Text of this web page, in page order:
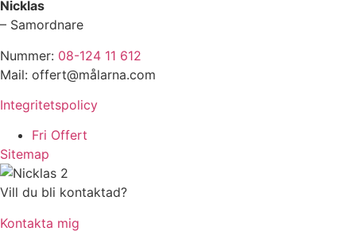
Nicklas
– Samordnare
Nummer: 08-124 11 612
Mail: offert@målarna.com
Integritetspolicy
Fri Offert
Sitemap
Vill du bli kontaktad?
Kontakta mig